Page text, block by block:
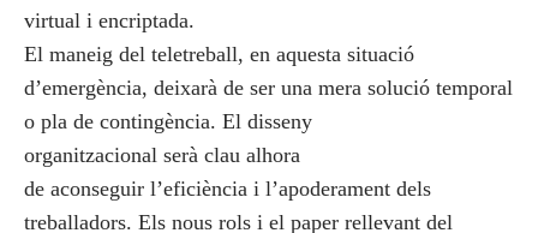
virtual i encriptada.
El maneig del teletreball, en aquesta situació
d’emergència, deixarà de ser una mera solució temporal
o pla de contingència. El disseny
organitzacional serà clau alhora
de aconseguir l’eficiència i l’apoderament dels
treballadors. Els nous rols i el paper rellevant del